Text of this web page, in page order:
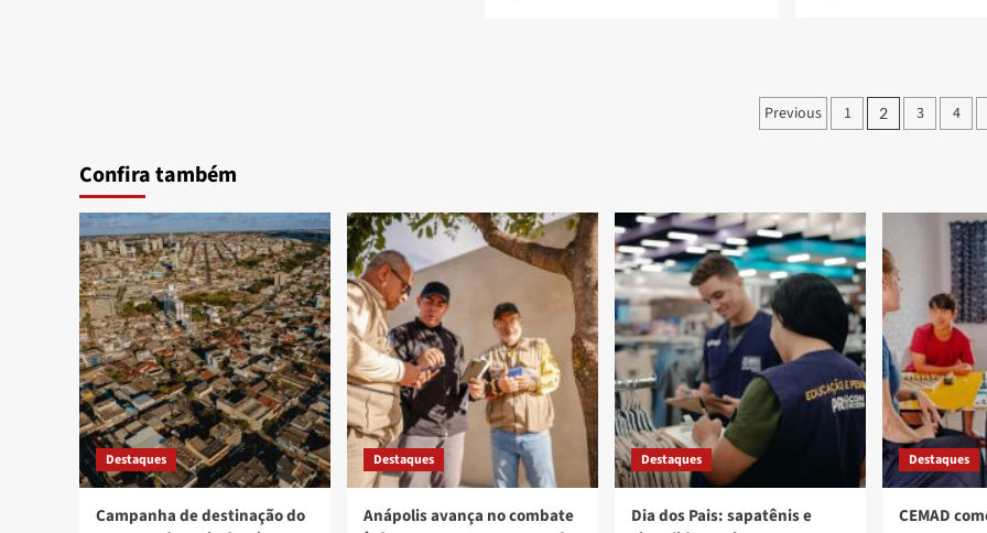
em
Anápolis
157
em
junho
Paginação
Previous 1 2 3 4
Confira também
Destaques
Campanha de destinação do
Destaques
Anápolis avança no combate
Destaques
Dia dos Pais: sapatênis e
Destaques
CEMAD